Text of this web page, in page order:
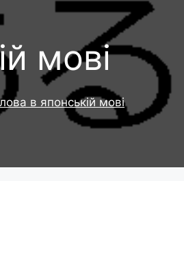
мові
в японській мові